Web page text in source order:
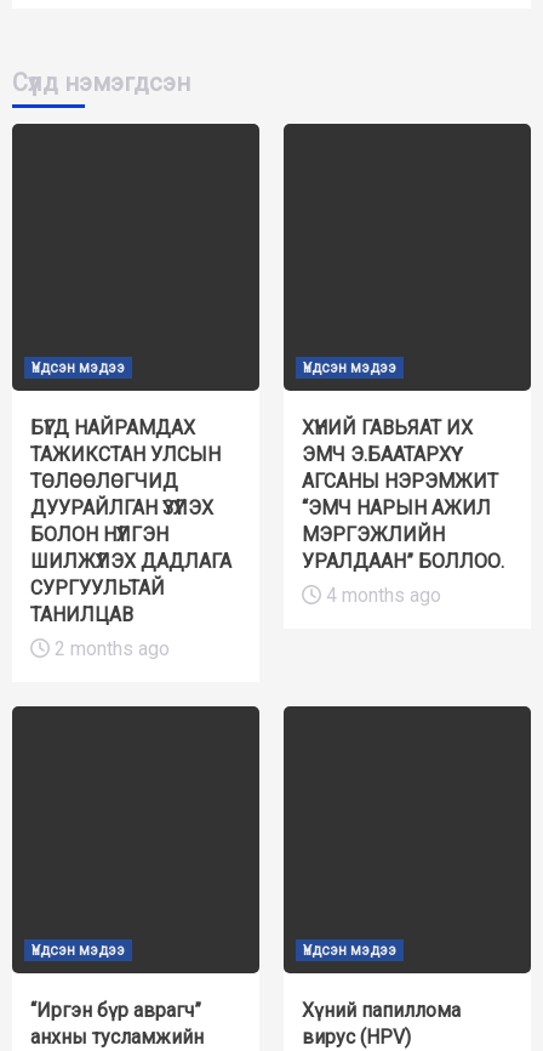
Сүүлд нэмэгдсэн
Үндсэн мэдээ
БҮГД НАЙРАМДАХ
ТАЖИКСТАН УЛСЫН
ТӨЛӨӨЛӨГЧИД
ДУУРАЙЛГАН ҮЗҮҮЛЭХ
БОЛОН НҮҮЛГЭН
ШИЛЖҮҮЛЭХ ДАДЛАГА
СУРГУУЛЬТАЙ
ТАНИЛЦАВ
2 months ago
Үндсэн мэдээ
ХҮНИЙ ГАВЬЯАТ ИХ
ЭМЧ Э.БААТАРХҮҮ
АГСАНЫ НЭРЭМЖИТ
“ЭМЧ НАРЫН АЖИЛ
МЭРГЭЖЛИЙН
УРАЛДААН” БОЛЛОО.
4 months ago
Үндсэн мэдээ
“Иргэн бүр аврагч”
анхны тусламжийн
Үндсэн мэдээ
Хүний папиллома
вирус (HPV)